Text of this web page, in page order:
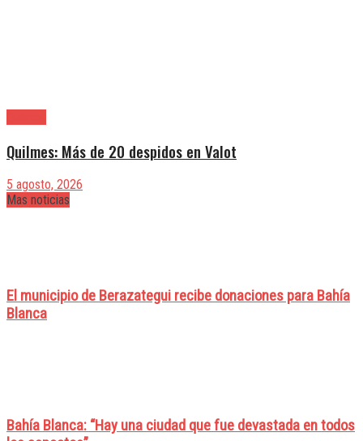
Quilmes: Más de 20 despidos en Valot
5 agosto, 2026
Mas noticias
El municipio de Berazategui recibe donaciones para Bahía
Blanca
Bahía Blanca: “Hay una ciudad que fue devastada en todos